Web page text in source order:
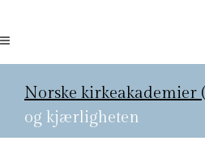
Norske kirkeakademier
og kjærligheten